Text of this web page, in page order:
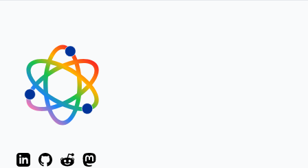
LinkedInGitHubRedditMastodon